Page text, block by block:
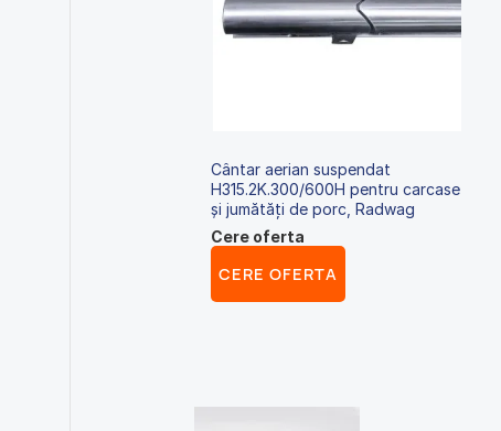
Cântar aerian suspendat
H315.2K.300/600H pentru carcase
și jumătăți de porc, Radwag
Cere oferta
CERE OFERTA